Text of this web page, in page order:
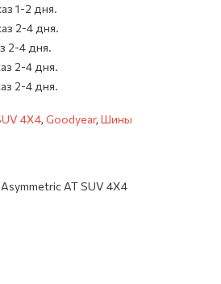
1-2 дня.
2-4 дня.
2-4 дня.
2-4 дня.
2-4 дня.
4X4, Goodyear, Шины
Asymmetric AT SUV 4X4